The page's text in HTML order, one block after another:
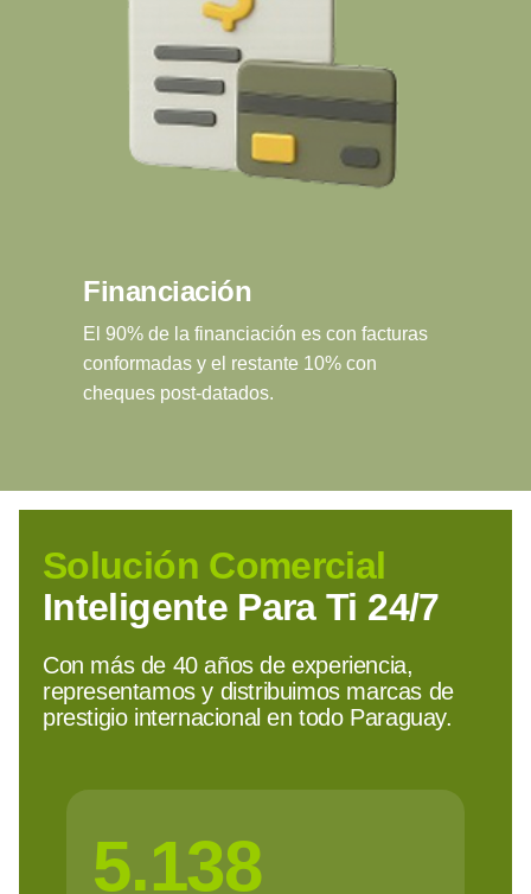
Financiación
El 90% de la financiación es con facturas
conformadas y el restante 10% con
cheques post-datados.
Solución Comercial
Inteligente Para Ti 24/7
Con más de 40 años de experiencia,
representamos y distribuimos marcas de
prestigio internacional en todo Paraguay.
5.138